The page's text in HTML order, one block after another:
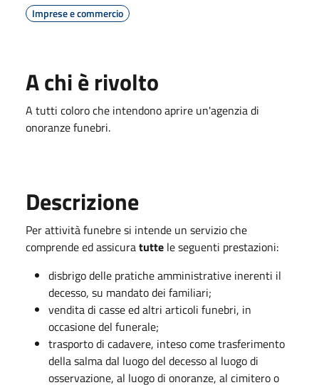
Imprese e commercio
A chi è rivolto
A tutti coloro che intendono aprire un'agenzia di
onoranze funebri.
Descrizione
Per attività funebre si intende un servizio che
comprende ed assicuratutte le seguenti prestazioni:
disbrigo delle pratiche amministrative inerenti il
decesso, su mandato dei familiari;
vendita di casse ed altri articoli funebri, in
occasione del funerale;
trasporto di cadavere, inteso come trasferimento
della salma dal luogo del decesso al luogo di
osservazione, al luogo di onoranze, al cimitero o